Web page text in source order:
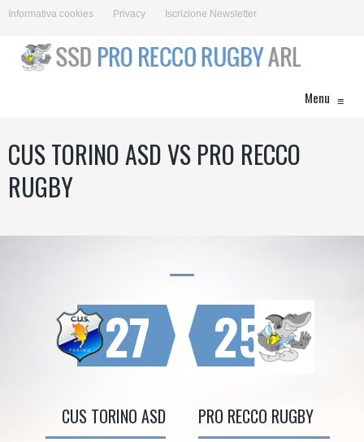
Informativa cookies Privacy Iscrizione Newsletter
Menu ≡
CUS TORINO ASD VS PRO RECCO
RUGBY
27
CUS TORINO ASD
25
PRO RECCO RUGBY